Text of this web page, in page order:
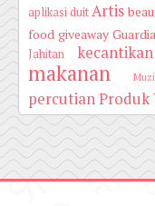
aplikasi duitArtis
food giveaway
Jahitan kecantikan
makanan
percutianProduk